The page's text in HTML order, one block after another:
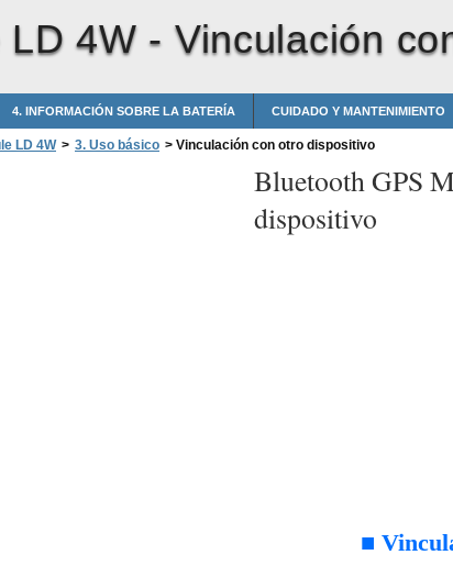
LD 4W -Vinculación
4. INFORMACIÓN SOBRE LA BATERÍA CUIDADO Y MANTENIMIENTO
LD 4W > 3. Uso básico > Vinculación con otro dispositivo
Bluetooth GPS
dispositivo
■